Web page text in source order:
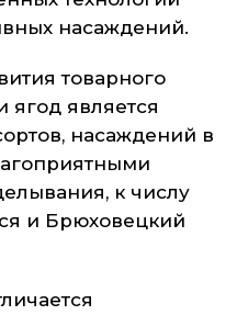
насаждений.
товарного
ягод является
насаждений в
к числу
и Брюховецкий